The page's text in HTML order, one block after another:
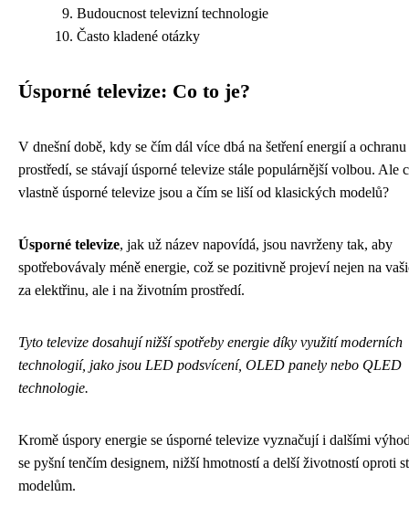
Budoucnost televizní technologie
Často kladené otázky
Úsporné televize: Co to je?
V dnešní době, kdy se čím dál více dbá na šetření energií a
prostředí, se stávají úsporné televize stále populárnější volbou. Ale
vlastně úsporné televize jsou a čím se liší od klasických modelů?
Úsporné televize, jak už název napovídá, jsou navrženy tak, aby
spotřebovávaly méně energie, což se pozitivně projeví nejen na
za elektřinu, ale i na životním prostředí.
Tyto televize dosahují nižší spotřeby energie díky využití moderních
technologií, jako jsou LED podsvícení, OLED panely nebo QLED
technologie.
Kromě úspory energie se úsporné televize vyznačují i dalšími
se pyšní tenčím designem, nižší hmotností a delší životností oproti
modelům.